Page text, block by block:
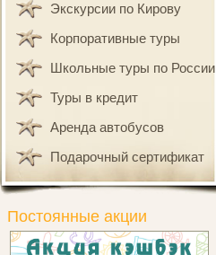
Экскурсии по Кирову
Корпоративные туры
Школьные туры по России
Туры в кредит
Аренда автобусов
Подарочный сертификат
Постоянные акции